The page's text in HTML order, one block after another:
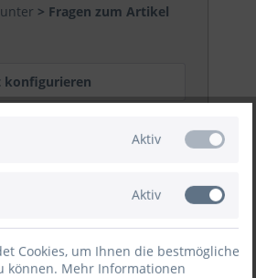
> Fragen zum Artikel
konfigurieren
Aktiv
Aktiv
Cookies, um Ihnen die bestmögliche
können. Mehr Informationen